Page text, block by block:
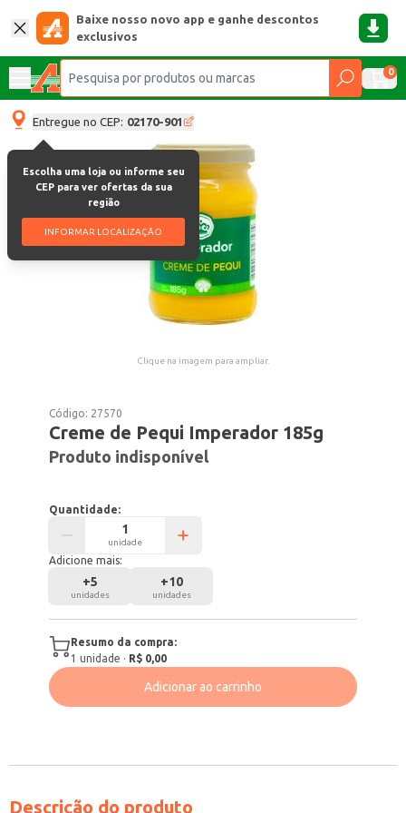
Baixe nosso novo app e ganhe descontos
exclusivos
0
Entregue no CEP: 02170-901
Escolha uma loja ou informe seu
CEP para ver ofertas da sua
região
INFORMAR LOCALIZAÇÃO
Clique na imagem para ampliar.
Código: 27570
Creme de Pequi Imperador 185g
Produto indisponível
Quantidade:
unidade
Adicione mais:
+5
unidades
+10
unidades
Resumo da compra:
1 unidade · R$ 0,00
Adicionar ao carrinho
Descrição do produto